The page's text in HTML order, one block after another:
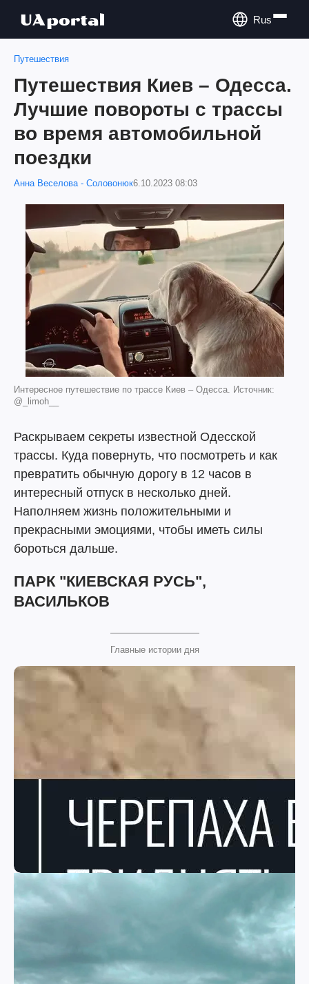
Rus
Путешествия
Путешествия Киев – Одесса.
Лучшие повороты с трассы
во время автомобильной
поездки
Анна Веселова - Соловонюк6.10.2023 08:03
Интересное путешествие по трассе Киев – Одесса. Источник:
@_limoh__
Раскрываем секреты известной Одесской
трассы. Куда повернуть, что посмотреть и как
превратить обычную дорогу в 12 часов в
интересный отпуск в несколько дней.
Наполняем жизнь положительными и
прекрасными эмоциями, чтобы иметь силы
бороться дальше.
ПАРК "КИЕВСКАЯ РУСЬ",
ВАСИЛЬКОВ
Главные истории дня